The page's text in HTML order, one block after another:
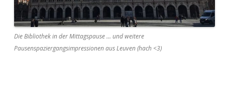
Die Bibliothek in der Mittagspause … und weitere
Pausenspaziergangsimpressionen aus Leuven (hach <3)